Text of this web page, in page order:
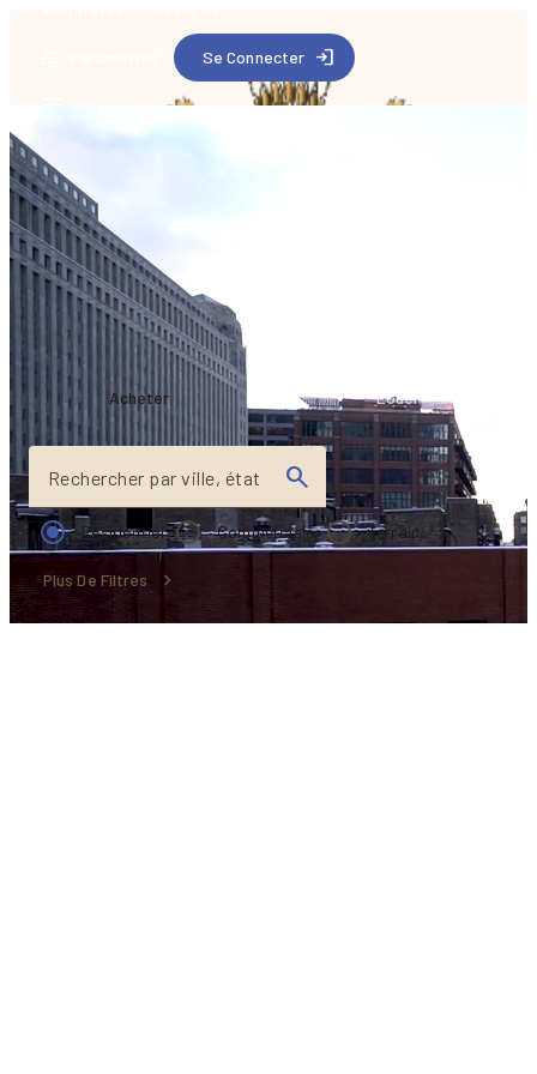
Se Connecter
Trouvez la
maison de vos
rêves
Acheter Louer
Rechercher par ville, état
Résidentiel Commerciale Terrain
Plus De Filtres